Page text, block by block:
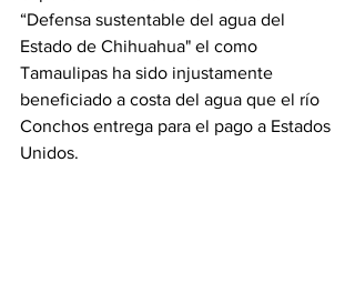
“Defensa sustentable del agua del
Estado de Chihuahua" el como
Tamaulipas ha sido injustamente
beneficiado a costa del agua que el río
Conchos entrega para el pago a Estados
Unidos.